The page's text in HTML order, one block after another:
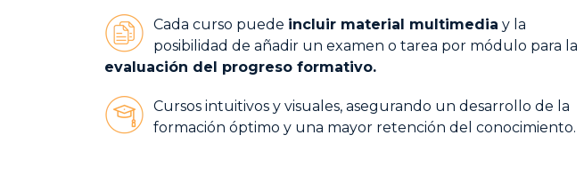
Cada curso puede incluir material multimedia y la
posibilidad de añadir un examen o tarea por módulo para la
evaluación del progreso formativo.
Cursos intuitivos y visuales, asegurando un desarrollo de la
formación óptimo y una mayor retención del conocimiento.